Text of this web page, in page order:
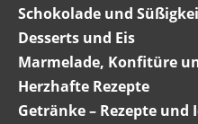
Schokolade und
Desserts und Eis
Marmelade, Konfitüre
Herzhafte Rezepte
Getränke – Rezepte und